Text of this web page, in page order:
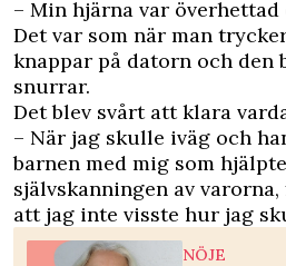
– Min hjärna var
Det var som när man
knappar på datorn och den
snurrar.
Det blev svårt att klara
– När jag skulle iväg och
barnen med mig som
självskanningen av
att jag inte visste hur jag
NÖJE